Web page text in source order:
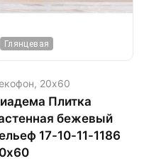
Глянцевая
20х60
Плитка
бежевый
17-10-11-1186